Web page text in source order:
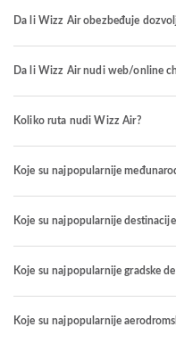
Da li Wizz Air obezbeđuje
Da li Wizz Air nudi web/online
Koliko ruta nudi Wizz Air?
Koje su najpopularnije
Koje su najpopularnije
Koje su najpopularnije gradske
Koje su najpopularnije